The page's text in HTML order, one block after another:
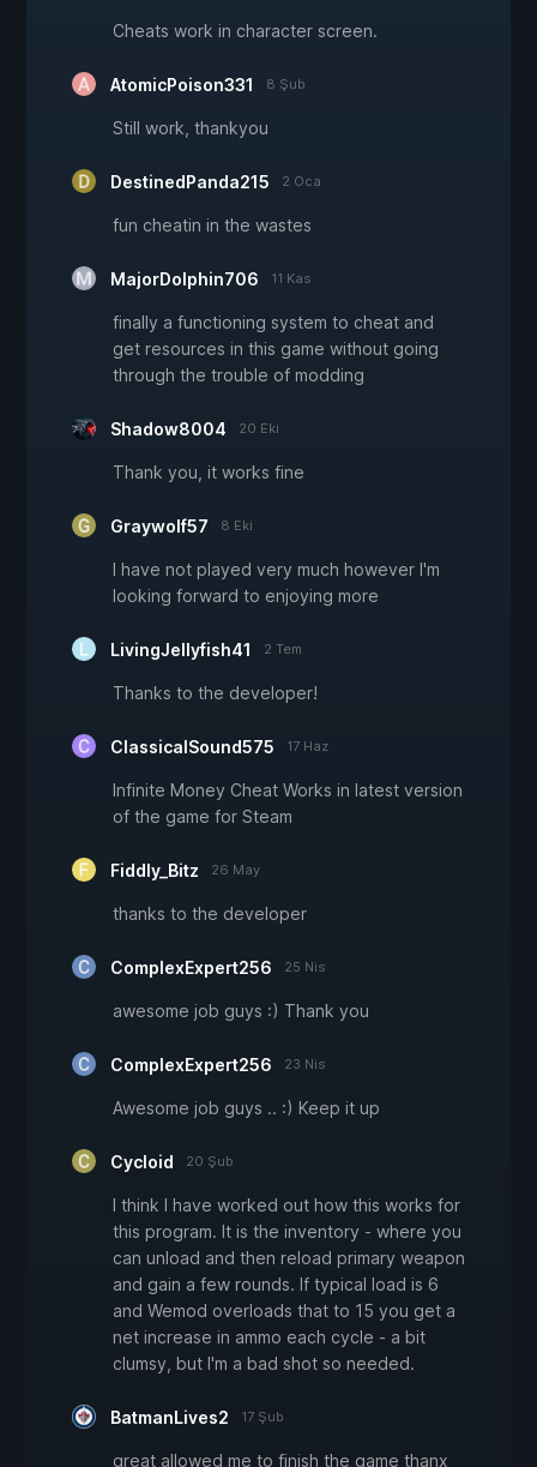
Cheats work in character screen.
AtomicPoison331 8 Şub
Still work, thankyou
DestinedPanda215 2 Oca
fun cheatin in the wastes
MajorDolphin706 11 Kas
finally a functioning system to cheat and
get resources in this game without going
through the trouble of modding
Shadow8004 20 Eki
Thank you, it works fine
Graywolf57 8 Eki
I have not played very much however I'm
looking forward to enjoying more
LivingJellyfish41 2 Tem
Thanks to the developer!
ClassicalSound575 17 Haz
Infinite Money Cheat Works in latest version
of the game for Steam
Fiddly_Bitz 26 May
thanks to the developer
ComplexExpert256 25 Nis
awesome job guys :) Thank you
ComplexExpert256 23 Nis
Awesome job guys .. :) Keep it up
Cycloid 20 Şub
I think I have worked out how this works for
this program. It is the inventory - where you
can unload and then reload primary weapon
and gain a few rounds. If typical load is 6
and Wemod overloads that to 15 you get a
net increase in ammo each cycle - a bit
clumsy, but I'm a bad shot so needed.
BatmanLives2 17 Şub
great allowed me to finish the game thanx